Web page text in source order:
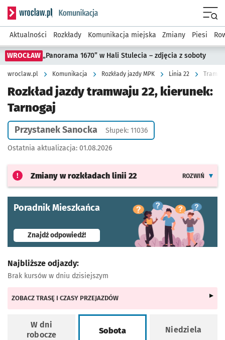
Serwis informacyjny wroclaw.pl podserwis: Komunikacja
Aktualności Rozkłady Komunikacja miejska Zmiany Piesi
WROCŁAW „Panorama 1670” w Hali Stulecia – zdjęcia z soboty
wroclaw.pl Komunikacja Rozkłady jazdy MPK Linia 22
Rozkład jazdy tramwaju 22, kierunek:
Tarnogaj
Przystanek Sanocka Słupek: 11036
Ostatnia aktualizacja: 01.08.2026
Zmiany w rozkładach linii 22 ROZWIŃ
Poradnik Mieszkańca
Znajdź odpowiedź!- otworzy się w nowej karcie
Najbliższe odjazdy:
Brak kursów w dniu dzisiejszym
ZOBACZ TRASĘ I CZASY PRZEJAZDÓW
W dni
robocze
Sobota Niedziela